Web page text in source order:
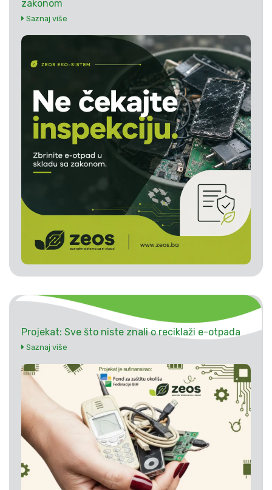
zakonom
Saznaj više
Projekat: Sve što niste znali o reciklaži e-otpada
Saznaj više